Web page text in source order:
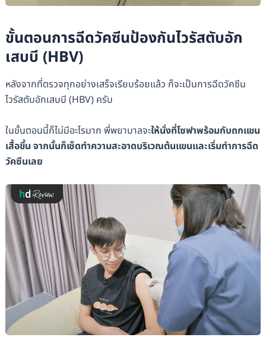
ขั้นตอนการฉีดวัคซีนป้องกันไวรัสตับอัก
เสบบี (HBV)
หลังจากที่ตรวจทุกอย่างเสร็จเรียบร้อยแล้ว ก็จะเป็นการฉีดวัคซีน
ไวรัสตับอักเสบบี (HBV) ครับ
ในขั้นตอนนี้ก็ไม่มีอะไรมาก พี่พยาบาลจะให้นั่งที่โซฟาพร้อมกับถกแขน
เสื้อขึ้น จากนั้นก็เช็ดทำความสะอาดบริเวณต้นแขนและเริ่มทำการฉีด
วัคซีนเลย